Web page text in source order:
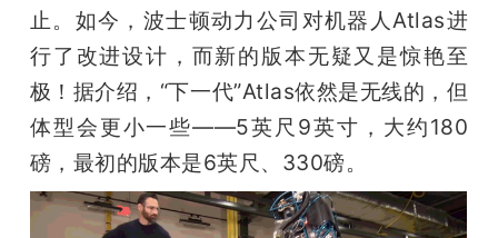
心
GAIR
止。如今，波士顿动力公司对机器人Atlas进
行了改进设计，而新的版本无疑又是惊艳至
极！据介绍，“下一代”Atlas依然是无线的，但
体型会更小一些——5英尺9英寸，大约180
磅，最初的版本是6英尺、330磅。